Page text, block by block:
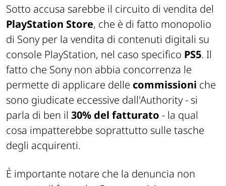
Sotto accusa sarebbe il circuito di vendita del
PlayStation Store, che è di fatto monopolio
di Sony per la vendita di contenuti digitali su
console PlayStation, nel caso specifico PS5. Il
fatto che Sony non abbia concorrenza le
permette di applicare delle commissioni che
sono giudicate eccessive dall'Authority - si
parla di ben il 30% del fatturato - la qual
cosa impatterebbe soprattutto sulle tasche
degli acquirenti.
È importante notare che la denuncia non